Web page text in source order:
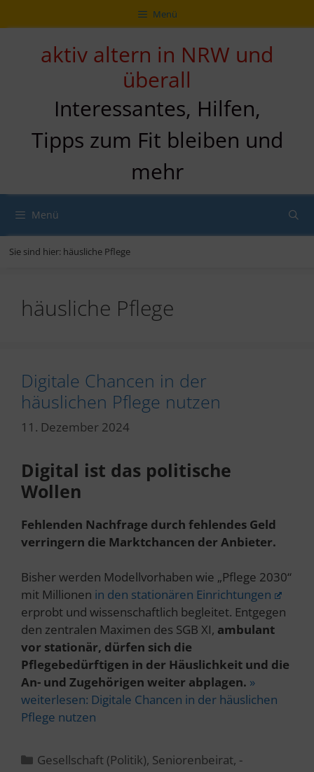
Inhalt
zur
Navigation
Inhalt
Menü
aktiv altern in NRW und
überall
Interessantes, Hilfen,
Tipps zum Fit bleiben und
mehr
Menü
Sie sind hier: häusliche Pflege
häusliche Pflege
Digitale Chancen in der
häuslichen Pflege nutzen
11. Dezember 2024
Digital ist das politische
Wollen
Fehlenden Nachfrage durch fehlendes Geld
verringern die Marktchancen der Anbieter.
Bisher werden Modellvorhaben wie „Pflege 2030“
mit Millionen in den stationären Einrichtungen
erprobt und wissenschaftlich begleitet. Entgegen
den zentralen Maximen des SGB XI, ambulant
vor stationär, dürfen sich die
Pflegebedürftigen in der Häuslichkeit und die
An- und Zugehörigen weiter abplagen. »
weiterlesen: Digitale Chancen in der häuslichen
Pflege nutzen
Kategorien
Gesellschaft (Politik), Seniorenbeirat, -